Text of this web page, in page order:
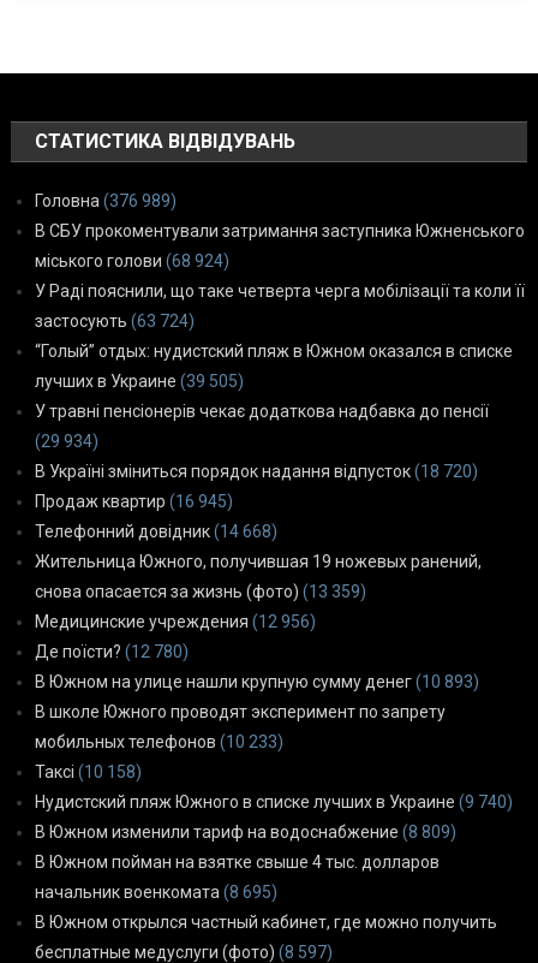
СТАТИСТИКА ВІДВІДУВАНЬ
Головна (376 989)
В СБУ прокоментували затримання заступника Южненського
міського голови (68 924)
У Раді пояснили, що таке четверта черга мобілізації та коли її
застосують (63 724)
“Голый” отдых: нудистский пляж в Южном оказался в списке
лучших в Украине (39 505)
У травні пенсіонерів чекає додаткова надбавка до пенсії
(29 934)
В Україні зміниться порядок надання відпусток(18 720)
Продаж квартир (16 945)
Телефонний довідник(14 668)
Жительница Южного, получившая 19 ножевых ранений,
снова опасается за жизнь (фото) (13 359)
Медицинские учреждения (12 956)
Де поїсти? (12 780)
В Южном на улице нашли крупную сумму денег(10 893)
В школе Южного проводят эксперимент по запрету
мобильных телефонов (10 233)
Таксі (10 158)
Нудистский пляж Южного в списке лучших в Украине (9 740)
В Южном изменили тариф на водоснабжение (8 809)
В Южном пойман на взятке свыше 4 тыс. долларов
начальник военкомата (8 695)
В Южном открылся частный кабинет, где можно получить
бесплатные медуслуги (фото) (8 597)